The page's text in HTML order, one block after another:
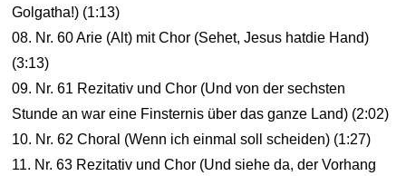
Golgatha!) (1:13)
08. Nr. 60 Arie (Alt) mit Chor (Sehet, Jesus hatdie Hand)
(3:13)
09. Nr. 61 Rezitativ und Chor (Und von der sechsten
Stunde an war eine Finsternis über das ganze Land) (2:02)
10. Nr. 62 Choral (Wenn ich einmal soll scheiden) (1:27)
11. Nr. 63 Rezitativ und Chor (Und siehe da, der Vorhang